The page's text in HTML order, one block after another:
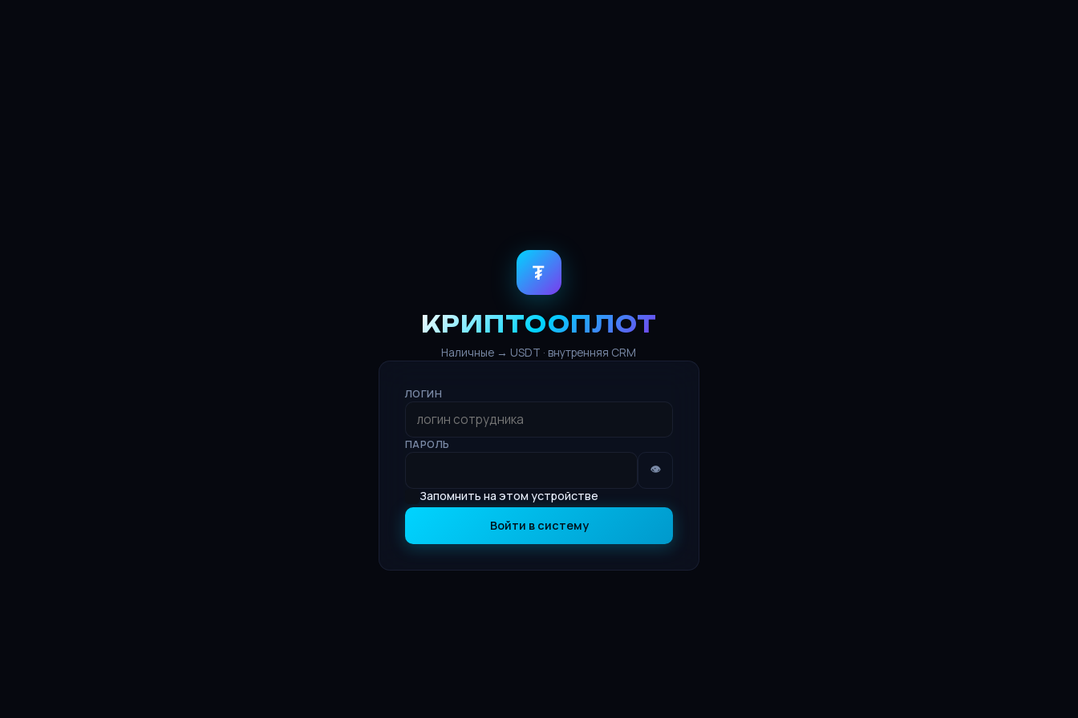
₮
КРИПТООПЛОТ
Наличные → USDT · внутренняя CRM
ЛОГИН
ПАРОЛЬ
👁
Запомнить на этом устройстве
Войти в систему